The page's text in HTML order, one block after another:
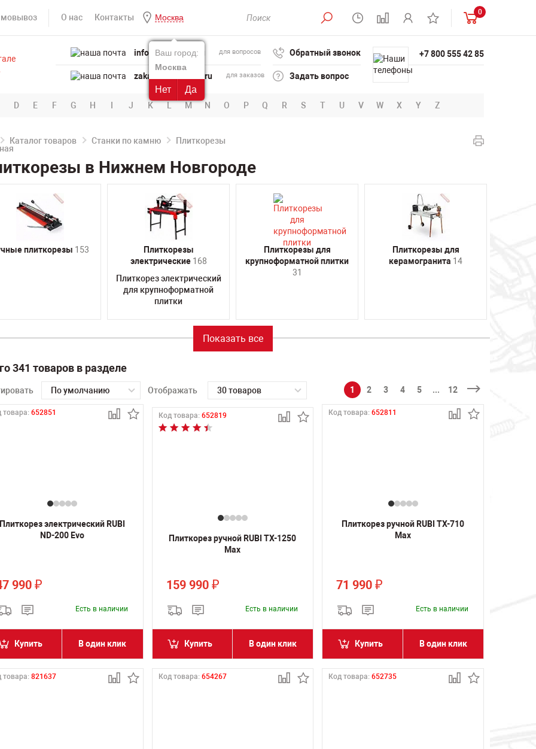
О нас Контакты Москва
Ваш город:
Москва
Нет Да
0
info@powertool.ru для вопросов
zakaz@powertool.ru для заказов
Обратный звонок
Задать вопрос
+7 800 555 42 85
D E F G H I J K L M N O P Q R S T U V W X Y Z
Каталог товаров Станки по камню Плиткорезы
в Нижнем Новгороде
плиткорезы 153
Плиткорезы
электрические 168
Плиткорез электрический
для крупноформатной
плитки
Плиткорезы для
крупноформатной плитки
31
Плиткорезы для
керамогранита 14
Показать все
341 товаров в разделе
По умолчанию Отображать 30 товаров 1 2 3 4 5 ... 12
товара: 652851
Плиткорез электрический RUBI
ND-200 Evo
990 ₽
Есть в наличии
Купить В один клик
Код товара: 652819
Плиткорез ручной RUBI TX-1250
Max
159 990 ₽
Есть в наличии
Купить В один клик
Код товара:652811
Плиткорез ручной RUBI TX-710
Max
71 990₽
Есть в наличии
Купить В один клик
товара: 821637 Код товара: 654267 Код товара:652735